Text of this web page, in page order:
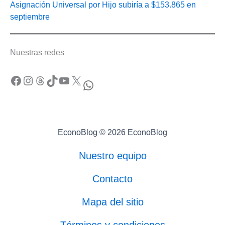
Asignación Universal por Hijo subiría a $153.865 en
septiembre
Nuestras redes
Facebook Instagram Threads TikTok YouTube X WhatsApp
EconoBlog © 2026 EconoBlog
Nuestro equipo
Contacto
Mapa del sitio